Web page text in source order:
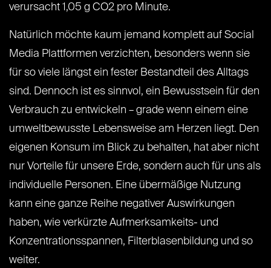
verursacht 1,05 g CO2 pro Minute.
Natürlich möchte kaum jemand komplett auf Social
Media Plattformen verzichten, besonders wenn sie
für so viele längst ein fester Bestandteil des Alltags
sind. Dennoch ist es sinnvol, ein Bewusstsein für den
Verbrauch zu entwickeln – grade wenn einem eine
umweltbewusste Lebensweise am Herzen liegt. Den
eigenen Konsum im Blick zu behalten, hat aber nicht
nur Vorteile für unsere Erde, sondern auch für uns als
individuelle Personen. Eine übermäßige Nutzung
kann eine ganze Reihe negativer Auswirkungen
haben, wie verkürzte Aufmerksamkeits- und
Konzentrationsspannen, Filterblasenbildung und so
weiter.